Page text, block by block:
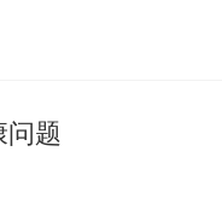
题